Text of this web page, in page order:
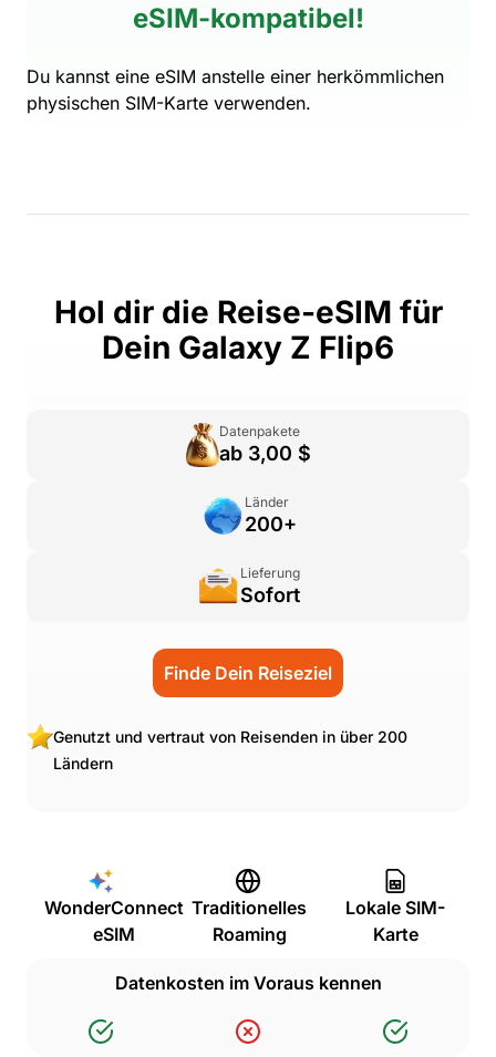
eSIM-kompatibel!
Du kannst eine eSIM anstelle einer herkömmlichen
physischen SIM-Karte verwenden.
Hol dir die Reise-eSIM für
Dein Galaxy Z Flip6
Datenpakete
ab 3,00 $
Länder
200+
Lieferung
Sofort
Finde Dein Reiseziel
Genutzt und vertraut von Reisenden in über 200
Ländern
WonderConnect
eSIM
Traditionelles
Roaming
Lokale SIM-
Karte
Datenkosten im Voraus kennen